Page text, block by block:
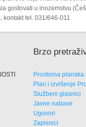
gostovati u inozemstvu
tel. 031/646-011
Brzo
Prostorna planska
Plan i izvršenje
Službeni glasnici
Javne nabave
Ugovori
Zapisnici